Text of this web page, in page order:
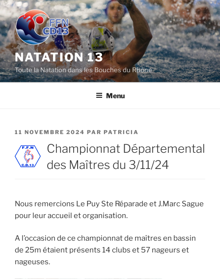
Aller
au
contenu
principal
NATATION 13
Toute la Natation dans les Bouches du Rhône
Menu
PUBLIÉ
11 NOVEMBRE 2024 PAR PATRICIA
Championnat Départemental
des Maîtres du 3/11/24
Nous remercions Le Puy Ste Réparade et J.Marc Sague
pour leur accueil et organisation.
A l’occasion de ce championnat de maîtres en bassin
de 25m étaient présents 14 clubs et 57 nageurs et
nageuses.